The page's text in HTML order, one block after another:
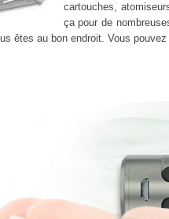
cartouches,
ça pour de
êtes au bon endroit. Vous